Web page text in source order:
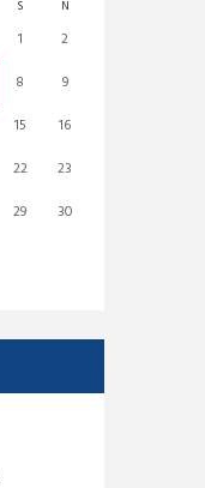
S N
1
2
8
9
15
16
22
23
29
30